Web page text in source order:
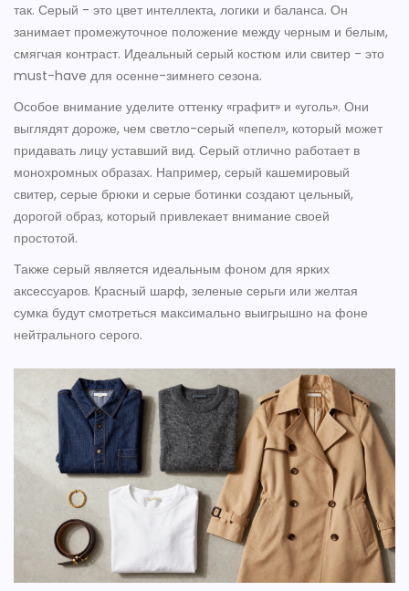
так. Серый - это цвет интеллекта, логики и баланса. Он
занимает промежуточное положение между черным и белым,
смягчая контраст. Идеальный серый костюм или свитер - это
must-have для осенне-зимнего сезона.
Особое внимание уделите оттенку «графит» и «уголь». Они
выглядят дороже, чем светло-серый «пепел», который может
придавать лицу уставший вид. Серый отлично работает в
монохромных образах. Например, серый кашемировый
свитер, серые брюки и серые ботинки создают цельный,
дорогой образ, который привлекает внимание своей
простотой.
Также серый является идеальным фоном для ярких
аксессуаров. Красный шарф, зеленые серьги или желтая
сумка будут смотреться максимально выигрышно на фоне
нейтрального серого.